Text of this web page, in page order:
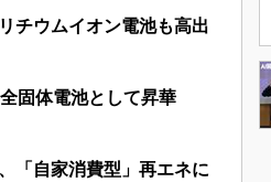
チウムイオン電池も高出
固体電池として昇華
「自家消費型」再エネに